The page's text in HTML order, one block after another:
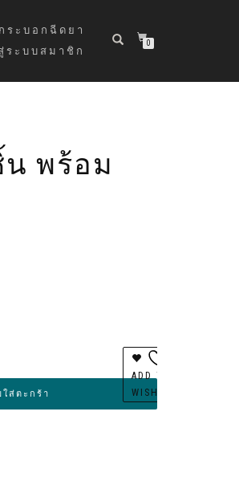
ระบอกฉีดยา
ระบบสมาชิก
0
น พร้อม
ใส่ตะกร้า
ADD TO
WISHLIST